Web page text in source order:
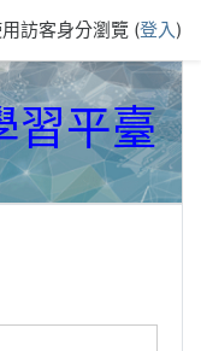
訪客身分瀏覽 (登入)
習平臺